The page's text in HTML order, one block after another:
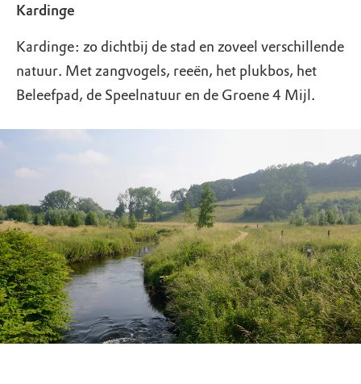
Kardinge
Kardinge: zo dichtbij de stad en zoveel verschillende
natuur. Met zangvogels, reeën, het plukbos, het
Beleefpad, de Speelnatuur en de Groene 4 Mijl.